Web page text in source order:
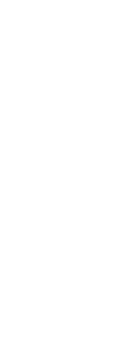
style cycladique
blanchies à la
ou à baldaquin et